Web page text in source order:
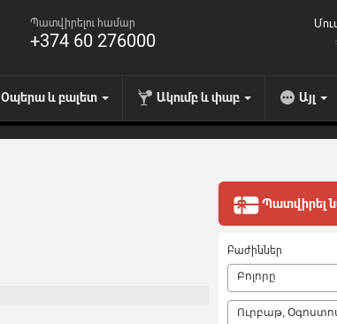
Պատվիրելու համար
+374 60 276000
Օպերա և բալետ Ակումբ և փաբ Այլ
Պատվիրել
Բաժիններ
Բոլորը